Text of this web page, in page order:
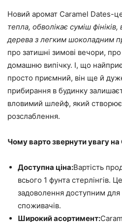
Новий аромат Caramel Dates-
тепла, обволікає суміш фініків,
дерева з легким шоколадним
про затишні зимові вечори,
домашню випічку. І, що
просто приємний, він ще й
прибирання в будинку
вловимий шлейф, який створює
розслаблення.
Чому варто звернути увагу
Доступна ціна:Вартість
всього 1 фунта стерлінгів.
задоволення доступним
споживачів.
Широкий асортимент: